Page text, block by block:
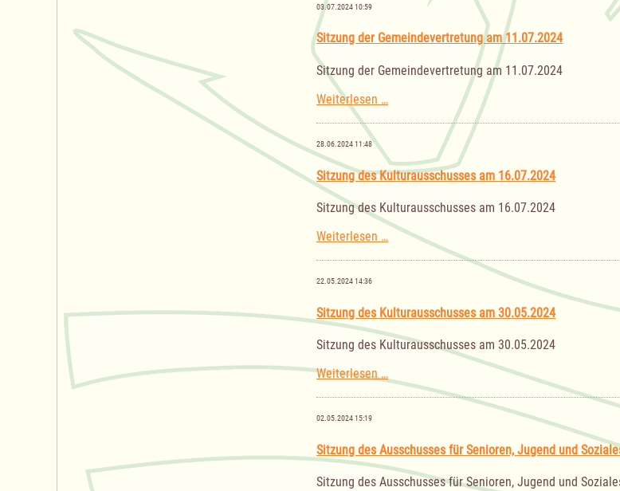
Jugend
Soziales
03.07.2024 10:59
Sitzung der Gemeindevertretung am 11.07.2024
Sitzung der Gemeindevertretung am 11.07.2024
Weiterlesen …Sitzung
Gemeindevertretung
11.07.2024
28.06.2024 11:48
Sitzung des Kulturausschusses am 16.07.2024
Sitzung des Kulturausschusses am 16.07.2024
Weiterlesen …Sitzung
Kulturausschusses
22.05.2024 14:36
Sitzung des Kulturausschusses am 30.05.2024
Sitzung des Kulturausschusses am 30.05.2024
Weiterlesen …Sitzung
des
Kulturausschusses
02.05.2024 15:19
Sitzung des Ausschusses für Senioren, Jugend und
Sitzung des Ausschusses für Senioren, Jugend und